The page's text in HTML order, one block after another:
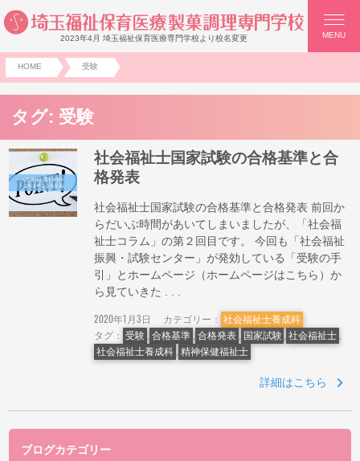
2023年4月 埼玉福祉保育医療専門学校より校名変更 MENU
HOME 受験
タグ: 受験
社会福祉士国家試験の合格基準と合
格発表
社会福祉士国家試験の合格基準と合格発表 前回か
らだいぶ時間があいてしまいましたが、「社会福
祉士コラム」の第２回目です。 今回も「社会福祉
振興・試験センター」が発効している「受験の手
引」とホームページ（ホームページはこちら）か
ら見ていきた . . .
2020年1月3日 カテゴリー：
社会福祉士養成科
タグ：
受験 合格基準 合格発表 国家試験 社会福祉士
社会福祉士養成科
精神保健福祉士
詳細はこちら
ブログカテゴリー